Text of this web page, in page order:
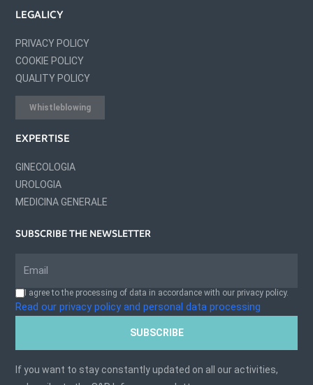
LEGALICY
PRIVACY POLICY
COOKIE POLICY
QUALITY POLICY
Whistleblowing
EXPERTISE
GINECOLOGIA
UROLOGIA
MEDICINA GENERALE
SUBSCRIBE THE NEWSLETTER
I agree to the processing of data in accordance with our privacy policy.
Read our privacy policy and personal data processing
SUBSCRIBE
If you want to stay constantly updated on all our activities,